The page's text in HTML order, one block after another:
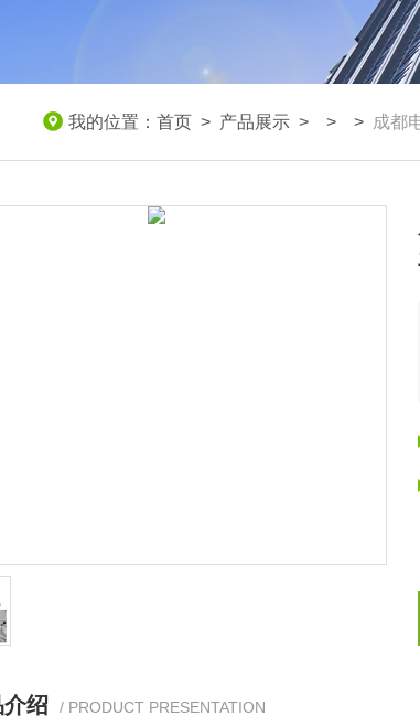
我的位置： 首页 > 产品展示 > > > 成都
绍 / PRODUCT PRESENTATION